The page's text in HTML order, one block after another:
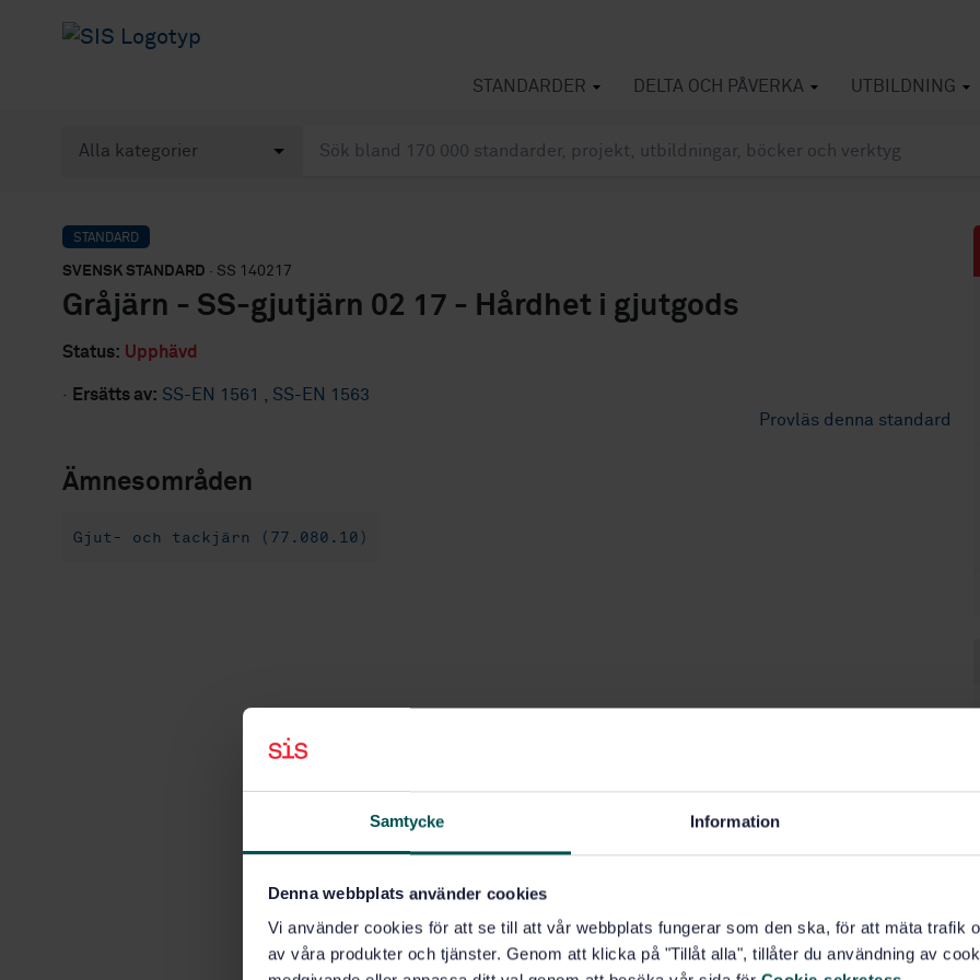
Samtycke Information
Denna webbplats använder cookies
Vi använder cookies för att se till att vår webbplats fungerar som den ska, för att mäta trafik
av våra produkter och tjänster. Genom att klicka på "Tillåt alla", tillåter du användning av
STANDARDER DELTA OCH PÅVERKA UTBILDNING
STANDARD
SVENSK STANDARD · SS 140217
Gråjärn - SS-gjutjärn 02 17 - Hårdhet i gjutgods
Status: Upphävd
· Ersätts av: SS-EN 1561
SS-EN 1563
Provläs denna standard
Ämnesområden
Gjut- och tackjärn (77.080.10)